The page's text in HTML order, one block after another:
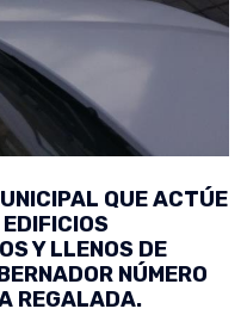
QUE ACTÚE
Y LLENOS DE
NÚMERO
REGALADA.